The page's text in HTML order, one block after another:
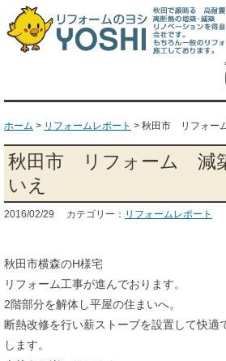
ホーム > リフォームレポート > 秋田市 リフォー
秋田市 リフォーム 減
いえ
2016/02/29 カテゴリー： リフォームレポート
秋田市横森のH様宅
リフォーム工事が進んでおります。
2階部分を解体し平屋の住まいへ。
断熱改修を行い薪ストーブを設置して快適
します。